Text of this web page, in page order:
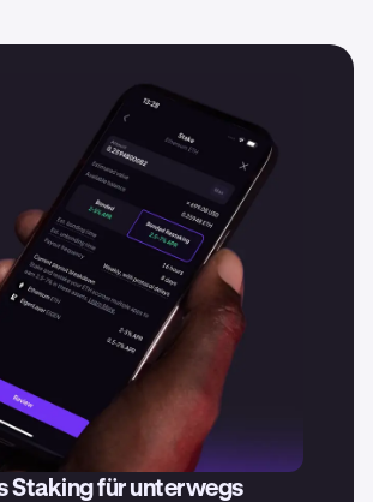
Medien, um keine Updates zu
Staking für unterwegs